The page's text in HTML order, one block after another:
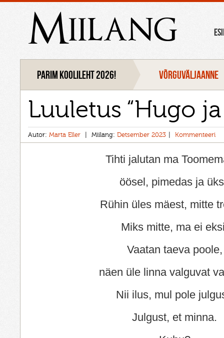
Miilang
Parim koolileht 2026! VÕRGUVÄLJAANNE
Luuletus “Hugo
Autor: Marta Eller Miilang: Detsember 2023 Kommenteeri
Tihti jalutan ma
öösel, pimedas ja
Rühin üles mäest, mitte
Miks mitte, ma ei
Vaatan taeva poole,
näen üle linna valguvat
Nii ilus, mul pole
Julgust, et minna.